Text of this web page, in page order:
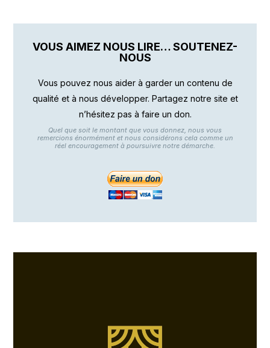
VOUS AIMEZ NOUS LIRE… SOUTENEZ-
NOUS
Vous pouvez nous aider à garder un contenu de
qualité et à nous développer. Partagez notre site et
n’hésitez pas à faire un don.
Quel que soit le montant que vous donnez, nous vous
remercions énormément et nous considérons cela comme un
réel encouragement à poursuivre notre démarche.